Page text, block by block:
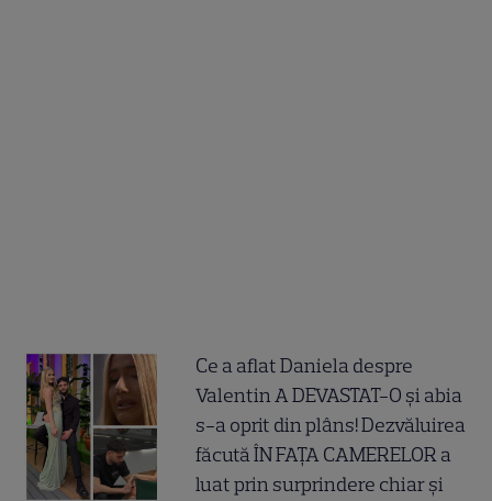
Ce a aflat Daniela despre
Valentin A DEVASTAT-O și abia
s-a oprit din plâns! Dezvăluirea
făcută ÎN FAȚA CAMERELOR a
luat prin surprindere chiar și